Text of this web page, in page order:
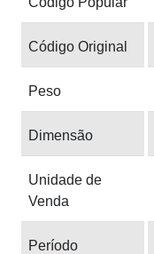
Código Original
Peso
Dimensão
Unidade de
Venda
Período